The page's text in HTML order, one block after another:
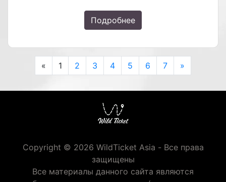
Подробнее
« Previous
1 2 3 4 5 6 7 »Next
Copyright © 2026 WildTicket Asia - Все права
защищены
Все материалы данного сайта являются